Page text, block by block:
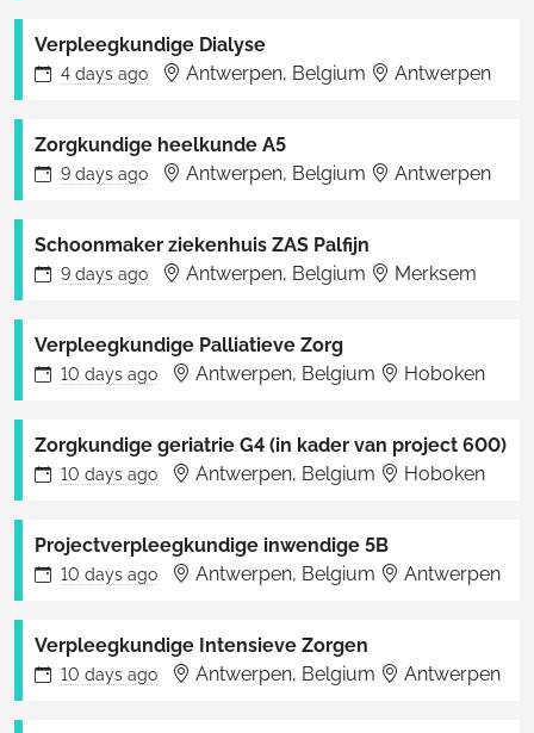
Verpleegkundige Dialyse
4 days ago Antwerpen, Belgium Antwerpen
Zorgkundige heelkunde A5
9 days ago Antwerpen, Belgium Antwerpen
Schoonmaker ziekenhuis ZAS Palfijn
9 days ago Antwerpen, Belgium Merksem
Verpleegkundige Palliatieve Zorg
10 days ago Antwerpen, Belgium Hoboken
Zorgkundige geriatrie G4 (in kader van project 600)
10 days ago Antwerpen, Belgium Hoboken
Projectverpleegkundige inwendige 5B
10 days ago Antwerpen, Belgium Antwerpen
Verpleegkundige Intensieve Zorgen
10 days ago Antwerpen, Belgium Antwerpen